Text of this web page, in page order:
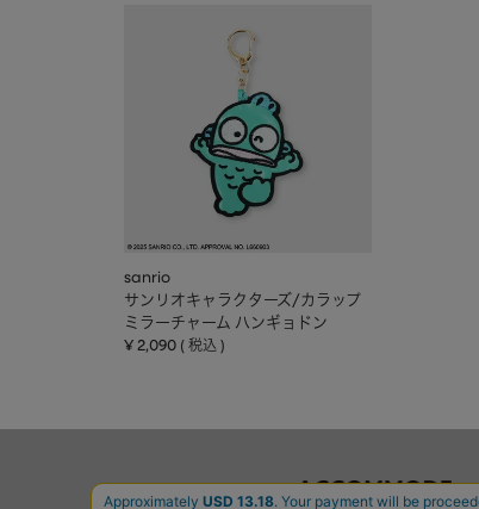
sanrio
サンリオキャラクターズ/カラップ
ミラーチャーム ハンギョドン
¥ 2,090 税込